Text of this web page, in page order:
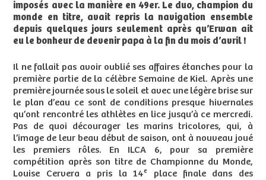
imposés avec la manière en 49er. Le duo, champion du
monde en titre, avait repris la navigation ensemble
depuis quelques jours seulement après qu’Erwan ait
eu le bonheur de devenir papa à la fin du mois d’avril !
Il ne fallait pas avoir oublié ses affaires étanches pour la
première partie de la célèbre Semaine de Kiel. Après une
première journée sous le soleil et avec une légère brise sur
le plan d’eau ce sont de conditions presque hivernales
qu’ont rencontré les athlètes en lice jusqu’à ce mercredi.
Pas de quoi décourager les marins tricolores, qui, à
l’image de leur beau début de saison, ont à nouveau joué
les premiers rôles. En ILCA 6, pour sa première
compétition après son titre de Championne du Monde,
Louise Cervera a pris la 14e
place finale dans des